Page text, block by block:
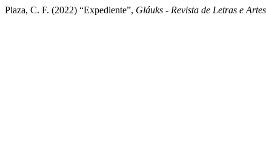
Plaza, C. F. (2022) “Expediente”, Gláuks - Revista de Letras e Artes